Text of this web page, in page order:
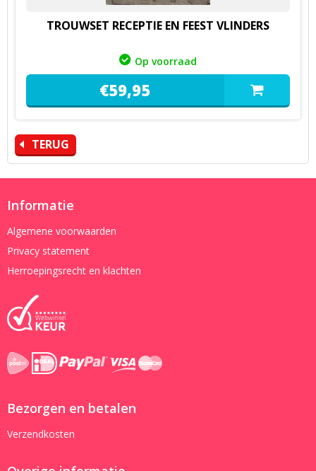
TROUWSET RECEPTIE EN FEEST VLINDERS
Op voorraad
€59,95
TERUG
Informatie
Algemene voorwaarden
Privacy statement
Herroepingsrecht en klachten
Bezorgen en betalen
Verzendkosten